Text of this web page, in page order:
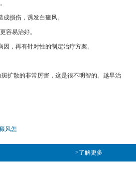
损伤，诱发白癜风。
容易治好。
，再有针对性的制定治疗方案。
扩散的非常厉害，这是很不明智的。越早治
风怎
>了解更多